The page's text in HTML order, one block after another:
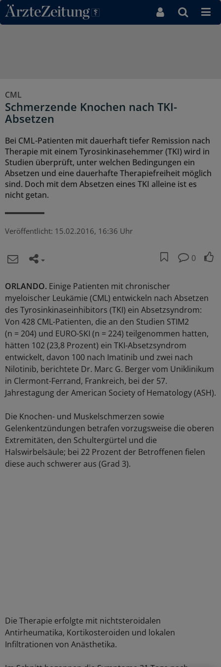
Direkt zum Inhaltsbereich
CML
Schmerzende Knochen nach TKI-
Absetzen
Bei CML-Patienten mit dauerhaft tiefer Remission nach
Therapie mit einem Tyrosinkinasehemmer (TKI) wird in
Studien überprüft, unter welchen Bedingungen ein
Absetzen und eine dauerhafte Therapiefreiheit möglich
sind. Doch mit dem Absetzen eines TKI alleine ist es
nicht getan.
Veröffentlicht: 15.02.2016, 16:36 Uhr
0
ORLANDO. Einige Patienten mit chronischer
myeloischer Leukämie (CML) entwickeln nach Absetzen
des Tyrosinkinaseinhibitors (TKI) ein Absetzsyndrom:
Von 428 CML-Patienten, die an den Studien STIM2
(n = 204) und EURO-SKI (n = 224) teilgenommen hatten,
hätten 102 (23,8 Prozent) ein TKI-Absetzsyndrom
entwickelt, davon 100 nach Imatinib und zwei nach
Nilotinib, berichtete Dr. Marc G. Berger vom Uniklinikum
in Clermont-Ferrand, Frankreich, bei der 57.
Jahrestagung der American Society of Hematology (ASH).
Die Knochen- und Muskelschmerzen sowie
Gelenkentzündungen betrafen vorzugsweise die oberen
Extremitäten, den Schultergürtel und die
Halswirbelsäule; bei 22 Prozent der Betroffenen fielen
diese auch schwerer aus (Grad 3).
Die Therapie erfolgte mit nichtsteroidalen
Antirheumatika, Kortikosteroiden und lokalen
Infiltrationen von Anästhetika.